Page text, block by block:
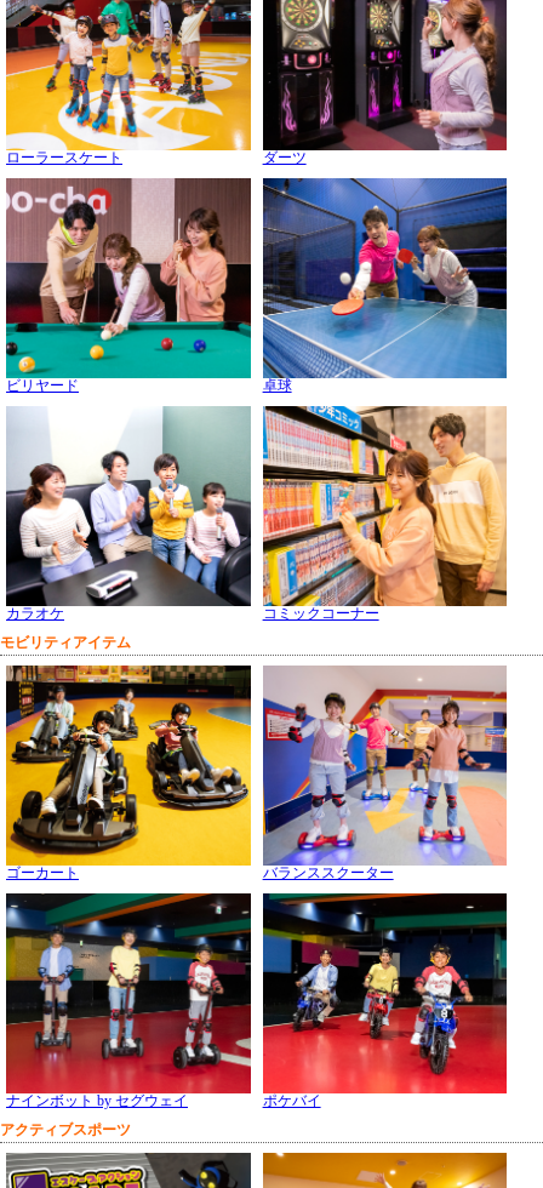
ローラースケート ダーツ
ビリヤード 卓球
カラオケ
コミックコーナー
モビリティアイテム
ゴーカート バランススクーター
ナインボット by セグウェイ
ポケバイ
アクティブスポーツ